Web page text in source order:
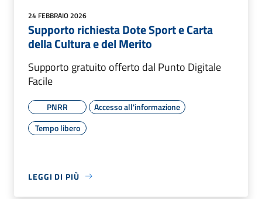
24 FEBBRAIO 2026
Supporto richiesta Dote Sport e Carta
della Cultura e del Merito
Supporto gratuito offerto dal Punto Digitale
Facile
PNRR
Accesso all'informazione
Tempo libero
LEGGI DI PIÙ